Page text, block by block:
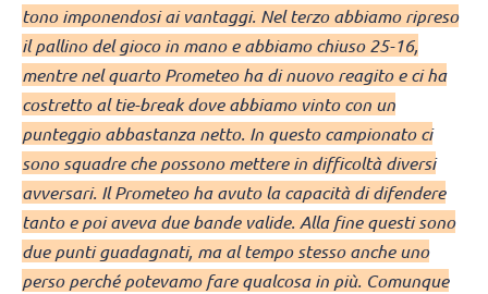
tono imponendosi ai vantaggi. Nel terzo abbiamo ripreso
il pallino del gioco in mano e abbiamo chiuso 25-16,
mentre nel quarto Prometeo ha di nuovo reagito e ci ha
costretto al tie-break dove abbiamo vinto con un
punteggio abbastanza netto. In questo campionato ci
sono squadre che possono mettere in difficoltà diversi
avversari. Il Prometeo ha avuto la capacità di difendere
tanto e poi aveva due bande valide. Alla fine questi sono
due punti guadagnati, ma al tempo stesso anche uno
perso perché potevamo fare qualcosa in più. Comunque